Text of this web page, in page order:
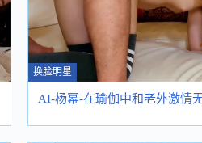
换脸明星
AI-杨幂-在瑜伽中和老外激情